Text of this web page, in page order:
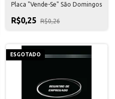
Placa "Vende-Se" São Domingos
R$0,25 R$0,26
ESGOTADO